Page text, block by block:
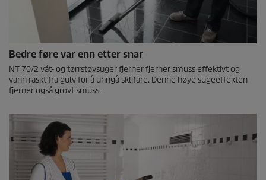
Bedre føre var enn etter snar
NT 70/2 våt- og tørrstøvsuger fjerner fjerner smuss effektivt og
vann raskt fra gulv for å unngå sklifare. Denne høye sugeeffekten
fjerner også grovt smuss.